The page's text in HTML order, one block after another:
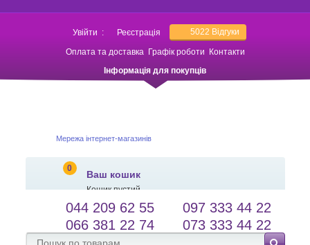
Увійти : Реєстрація 5022 Відгуки
Оплата та доставка Графік роботи
Контакти
Інформація для покупців
Мережа інтернет-магазинів
0
Ваш кошик
Кошик пустий
salessameto@gmail.com
Зворотній зв'язок
Мова сайту
044 209 62 55
097 333 44 22
066 381 22 74
073 333 44 22